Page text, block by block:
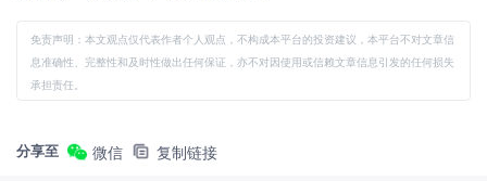
免责声明：本文观点仅代表作者个人观点，不构成本平台的投资建议，本平台不对文章信
息准确性、完整性和及时性做出任何保证，亦不对因使用或信赖文章信息引发的任何损失
承担责任。
分享至 微信 复制链接